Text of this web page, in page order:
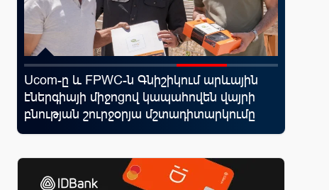
Ucom-ը և FPWC-ն Գնիշիկում արևային
էներգիայի միջոցով կապահովեն վայրի
բնության շուրջօրյա մշտադիտարկումը